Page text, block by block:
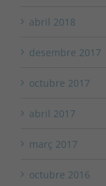
abril 2018
desembre 2017
octubre 2017
abril 2017
març 2017
octubre 2016